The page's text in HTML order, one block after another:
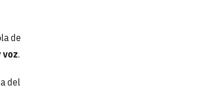
de
voz.
del